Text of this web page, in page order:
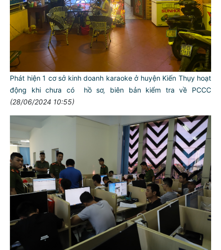
Phát hiện 1 cơ sở kinh doanh karaoke ở huyện Kiến Thụy hoạt
động khi chưa có hồ sơ, biên bản kiểm tra về PCCC
(28/06/2024 10:55)